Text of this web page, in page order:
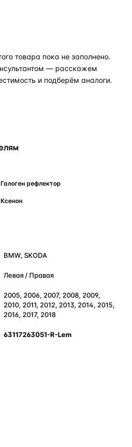
товара пока не заполнено.
— расскажем
и подберём аналоги.
рефлектор
BMW, SKODA
Левая / Правая
2005, 2006, 2007, 2008, 2009,
2010, 2011, 2012, 2013, 2014, 2015,
2016, 2017, 2018
63117263051-R-Lem